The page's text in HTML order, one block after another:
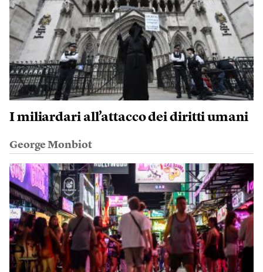
I miliardari all’attacco dei diritti umani
George Monbiot